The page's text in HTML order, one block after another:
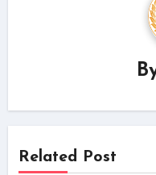
Related Post